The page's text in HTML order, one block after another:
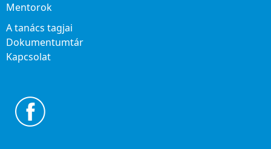
Mentorok
A tanács tagjai
Dokumentumtár
Kapcsolat